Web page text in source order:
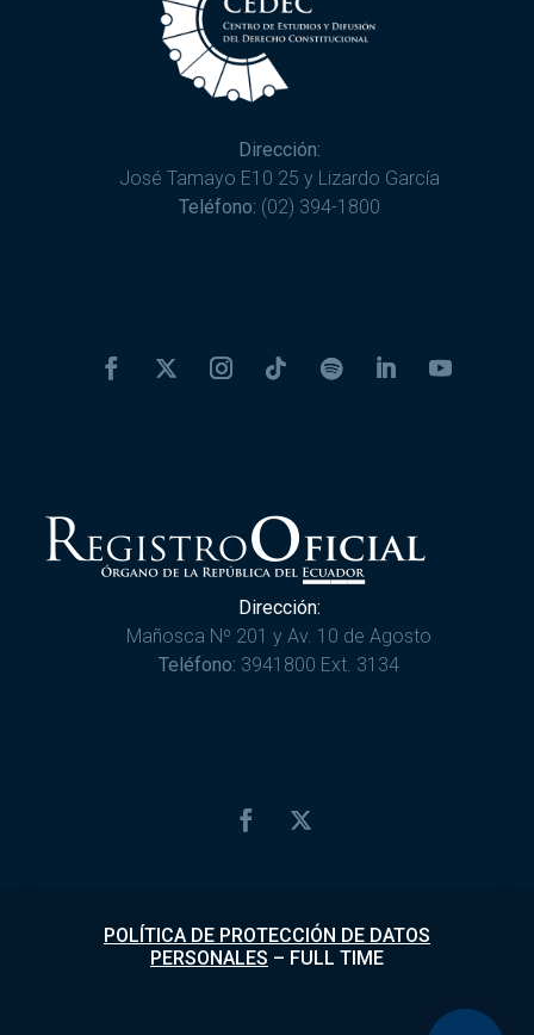
Dirección:
José Tamayo E10 25 y Lizardo García
Teléfono: (02) 394-1800
Dirección:
Mañosca Nº 201 y Av. 10 de Agosto
Teléfono: 3941800 Ext. 3134
POLÍTICA DE PROTECCIÓN DE DATOS
PERSONALES – FULL TIME